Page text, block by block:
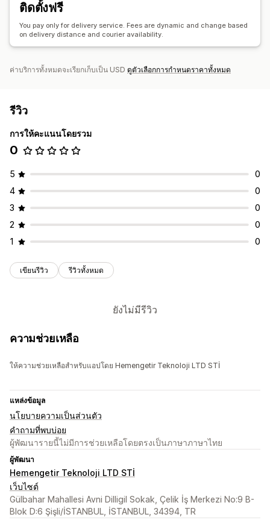
การแจ้งเตือนทาง SMS
เวลาถึงโดยประมาณ การติดตามผู้ขับขี่ การติดตามคำสั่งซื้อ
หลักฐานการจัดส่ง
การแจ้งเตือนแบบพุชบนเว็บ
ติดตั้งฟรี
You pay only for delivery service. Fees are dynamic and change based
on delivery distance and courier availability.
ค่าบริการทั้งหมดจะเรียกเก็บเป็น USD ดูตัวเลือกการกำหนดราคาทั้งหมด
รีวิว
การให้คะแนนโดยรวม
0
5
0
4
0
3
0
2
0
1
0
เขียนรีวิว รีวิวทั้งหมด
ยังไม่มีรีวิว
ความช่วยเหลือ
ให้ความช่วยเหลือสำหรับแอปโดย Hemengetir Teknoloji LTD STİ
แหล่งข้อมูล
นโยบายความเป็นส่วนตัว
คำถามที่พบบ่อย
ผู้พัฒนารายนี้ไม่มีการช่วยเหลือโดยตรงเป็นภาษาภาษาไทย
ผู้พัฒนา
Hemengetir Teknoloji LTD STİ
เว็บไซต์
Gülbahar Mahallesi Avni Dilligil Sokak, Çelik İş Merkezi No:9 B-
Blok D:6 Şişli/İSTANBUL, İSTANBUL, 34394, TR